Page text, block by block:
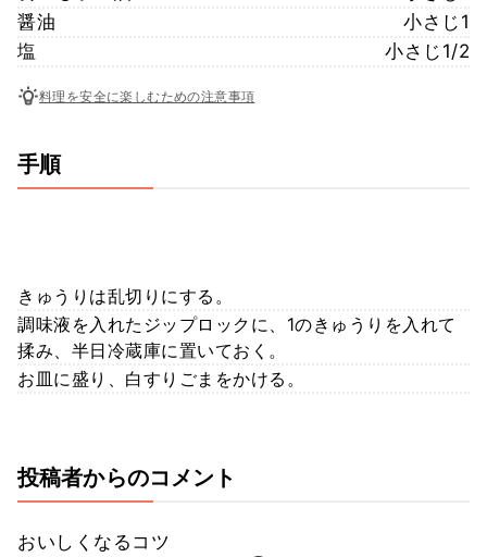
醤油
小さじ1
塩
小さじ1/2
料理を安全に楽しむための注意事項
手順
きゅうりは乱切りにする。
調味液を入れたジップロックに、1のきゅうりを入れて
揉み、半日冷蔵庫に置いておく。
お皿に盛り、白すりごまをかける。
投稿者からのコメント
おいしくなるコツ